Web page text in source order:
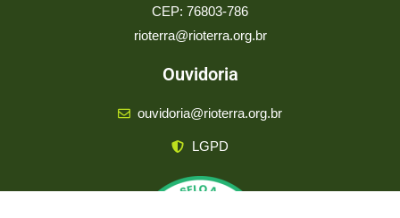
CEP: 76803-786
rioterra@rioterra.org.br
Ouvidoria
ouvidoria@rioterra.org.br
LGPD